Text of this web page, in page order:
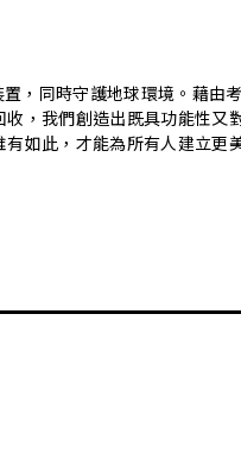
，同時守護地球環境。藉由
，我們創造出既具功能性又
如此，才能為所有人建立更